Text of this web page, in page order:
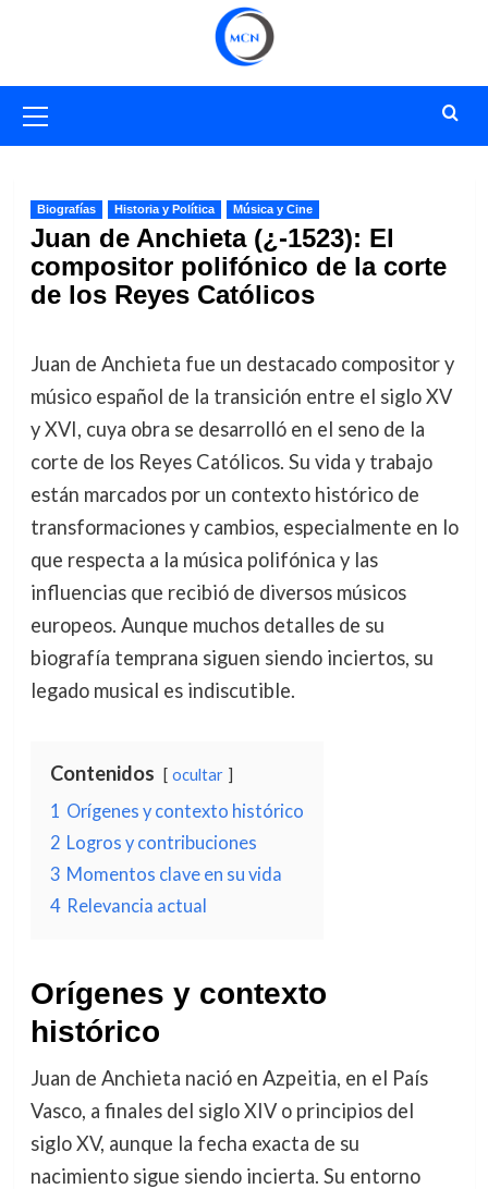
primario
Biografías Historia y Política Música y Cine
Juan de Anchieta (¿-1523): El
compositor polifónico de la corte
de los Reyes Católicos
Juan de Anchieta fue un destacado compositor y
músico español de la transición entre el siglo XV
y XVI, cuya obra se desarrolló en el seno de la
corte de los Reyes Católicos. Su vida y trabajo
están marcados por un contexto histórico de
transformaciones y cambios, especialmente en lo
que respecta a la música polifónica y las
influencias que recibió de diversos músicos
europeos. Aunque muchos detalles de su
biografía temprana siguen siendo inciertos, su
legado musical es indiscutible.
Contenidos ocultar
1 Orígenes y contexto histórico
2 Logros y contribuciones
3 Momentos clave en su vida
4 Relevancia actual
Orígenes y contexto
histórico
Juan de Anchieta nació en Azpeitia, en el País
Vasco, a finales del siglo XIV o principios del
siglo XV, aunque la fecha exacta de su
nacimiento sigue siendo incierta. Su entorno